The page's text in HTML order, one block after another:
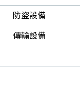
防盜設備
傳輸設備